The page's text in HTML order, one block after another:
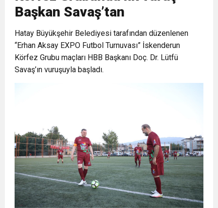
Cumhuriyet, Türk Milletinin Özgürlük
ve Onur Nişanesidir
6:19 HBB BAŞKANI ÖNTÜRK’ÜN
CUMHURİYET BAYRAMI MESAJI
17:36 KURUMLAR VERGİSİ ERTELENDİ
KARAÇAY’A SEVGİ SELİ
18:22 BAŞKAN SAMİ ÜSTÜN’DEN
GÖNÜLLERE DOKUNAN ZİYARET
Başkan Savaş’tan
Hatay Büyükşehir Belediyesi tarafından düzenlenen
“Erhan Aksay EXPO Futbol Turnuvası” İskenderun
Körfez Grubu maçları HBB Başkanı Doç. Dr. Lütfü
Savaş’ın vuruşuyla başladı.